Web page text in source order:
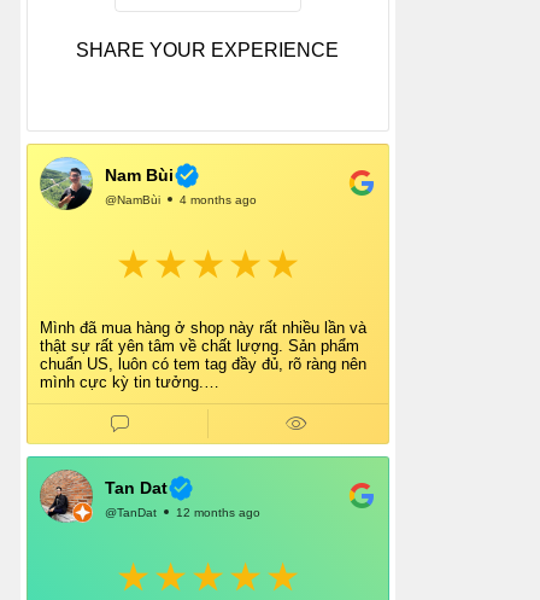
SHARE YOUR EXPERIENCE
Nam Bùi
@NamBùi 4 months ago
Mình đã mua hàng ở shop này rất nhiều lần và
thật sự rất yên tâm về chất lượng. Sản phẩm
chuẩn US, luôn có tem tag đầy đủ, rõ ràng nên
mình cực kỳ tin tưởng.
Shop tư vấn nhiệt tình, giao hàng nhanh, đóng
gói cẩn thận. Mỗi lần mua đều cảm thấy hài
Chắc chắn mình sẽ tiếp tục ủng hộ shop lâu dài
và giới thiệu thêm cho bạn bè 👍
Tan Dat
@TanDat 12 months ago